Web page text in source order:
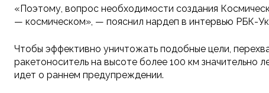
«Поэтому, вопрос необходимости создания
— космическом», — пояснил нардеп в интервью РБК-
Чтобы эффективно уничтожать подобные цели,
ракетоноситель на высоте более 100 км значительно
идет о раннем предупреждении.